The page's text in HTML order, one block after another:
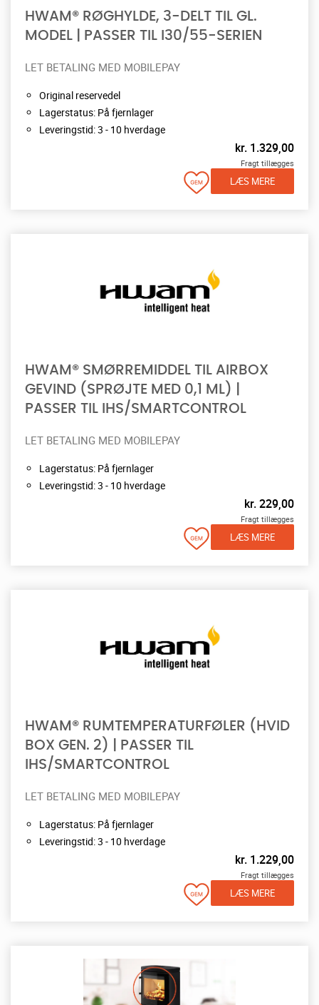
HWAM® RØGHYLDE, 3-DELT TIL GL.
MODEL | PASSER TIL I30/55-SERIEN
LET BETALING MED MOBILEPAY
Original reservedel
Lagerstatus: På fjernlager
Leveringstid: 3 - 10 hverdage
kr. 1.329,00
Fragt tillægges
LÆS MERE
HWAM® SMØRREMIDDEL TIL AIRBOX
GEVIND (SPRØJTE MED 0,1 ML) |
PASSER TIL IHS/SMARTCONTROL
LET BETALING MED MOBILEPAY
Lagerstatus: På fjernlager
Leveringstid: 3 - 10 hverdage
kr.229,00
Fragt tillægges
LÆS MERE
HWAM® RUMTEMPERATURFØLER (HVID
BOX GEN. 2) | PASSER TIL
IHS/SMARTCONTROL
LET BETALING MED MOBILEPAY
Lagerstatus: På fjernlager
Leveringstid: 3 - 10 hverdage
kr. 1.229,00
Fragt tillægges
LÆS MERE